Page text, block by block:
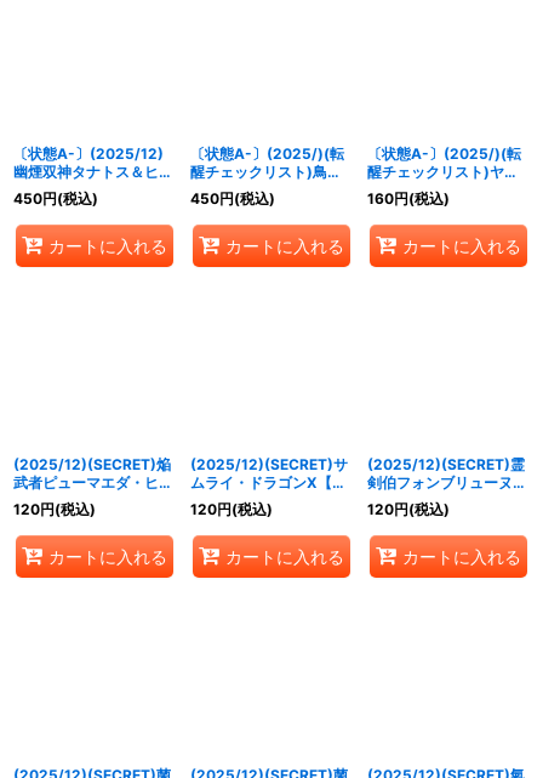
〔状態A-〕(2025/12)
幽煙双神タナトス＆ヒュ
プノス【X】{BS73-
X03}《紫》
450円(税込)
カートに入れる
〔状態A-〕(2025/)(転
醒チェックリスト)鳥獣
氣兵・参號フクロック/
氣兵墓場【-】{BS73-
054a/BS73-054b}
《青》
450円(税込)
カートに入れる
〔状態A-〕(2025/)(転
醒チェックリスト)ヤマ
トタケルの氣兵神殿/鳥
獣氣兵・陸號マカミ
【-】{BS73-
071a/BS73-071b}
《青》
160円(税込)
カートに入れる
(2025/12)(SECRET)焔
武者ピューマエダ・ヒデ
ツグ【M-SEC】{BS73-
010}《赤》
120円(税込)
カートに入れる
(2025/12)(SECRET)サ
ムライ・ドラゴンX【R-
SEC】{BS73-012}
《赤》
120円(税込)
カートに入れる
(2025/12)(SECRET)霊
剣伯フォンブリューヌ
【R-SEC】{BS73-021}
《紫》
120円(税込)
カートに入れる